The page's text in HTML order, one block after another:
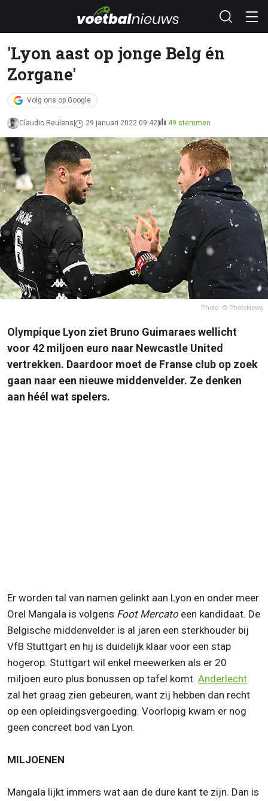
'Lyon aast op jonge Belg én
Zorgane'
Volg ons op Google
Claudio Reulens 29 januari 2022 09:42 49 stemmen
Photo: © PhotoNews
Olympique Lyon ziet Bruno Guimaraes wellicht
voor 42 miljoen euro naar Newcastle United
vertrekken. Daardoor moet de Franse club op zoek
gaan naar een nieuwe middenvelder. Ze denken
aan héél wat spelers.
Er worden tal van namen gelinkt aan Lyon en onder meer
Orel Mangala is volgens Foot Mercatoeen kandidaat. De
Belgische middenvelder is al jaren een sterkhouder bij
VfB Stuttgart en hij is duidelijk klaar voor een stap
hogerop. Stuttgart wil enkel meewerken als er 20
miljoen euro plus bonussen op tafel komt. Anderlecht
zal het graag zien gebeuren, want zij hebben dan recht
op een opleidingsvergoeding. Voorlopig kwam er nog
geen concreet bod van Lyon.
MILJOENEN
Mangala lijkt immers wat aan de dure kant te zijn. Dan is